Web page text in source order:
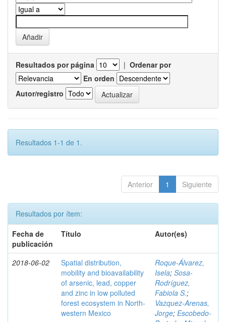
Resultados por página | Ordenar por
En orden
Autor/registro
Resultados 1-1 de 1.
Anterior 1 Siguiente
Resultados por ítem:
Fecha de
publicación
Título Autor(es)
2018-06-02
Spatial distribution,
mobility and bioavailability
of arsenic, lead, copper
and zinc in low polluted
forest ecosystem in North-
western Mexico
Roque-Álvarez,
Isela; Sosa-
Rodríguez,
Fabiola S.;
Vazquez-Arenas,
Jorge; Escobedo-